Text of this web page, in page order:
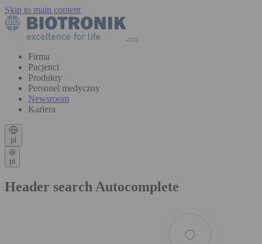
Skip to main content
Firma
Pacjenci
Produkty
Personel medyczny
Newsroom
Kariera
pl
pl
Header search Autocomplete